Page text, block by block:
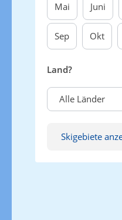
Mai Juni
Sep Okt
Land?
Alle Länder
Skigebiete